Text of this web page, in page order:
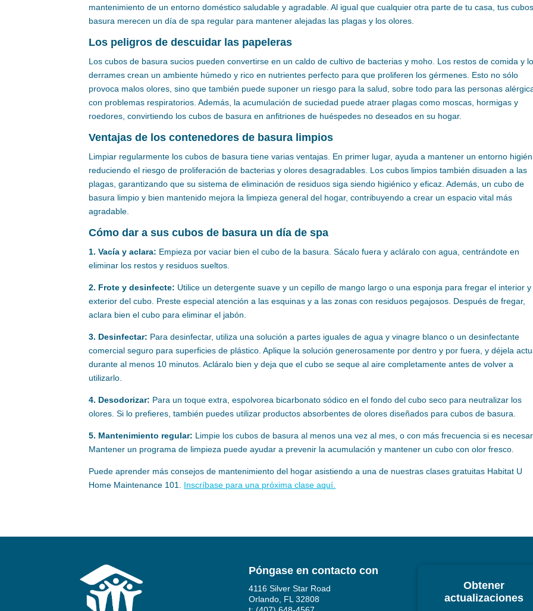
mantenimiento de un entorno doméstico saludable y agradable. Al igual que cualquier otra parte de tu casa, tus
basura merecen un día de spa regular para mantener alejadas las plagas y los olores.
Los peligros de descuidar las papeleras
Los cubos de basura sucios pueden convertirse en un caldo de cultivo de bacterias y moho. Los restos de comida y
derrames crean un ambiente húmedo y rico en nutrientes perfecto para que proliferen los gérmenes. Esto no sólo
provoca malos olores, sino que también puede suponer un riesgo para la salud, sobre todo para las personas
con problemas respiratorios. Además, la acumulación de suciedad puede atraer plagas como moscas, hormigas y
roedores, convirtiendo los cubos de basura en anfitriones de huéspedes no deseados en su hogar.
Ventajas de los contenedores de basura limpios
Limpiar regularmente los cubos de basura tiene varias ventajas. En primer lugar, ayuda a mantener un entorno
reduciendo el riesgo de proliferación de bacterias y olores desagradables. Los cubos limpios también disuaden a las
plagas, garantizando que su sistema de eliminación de residuos siga siendo higiénico y eficaz. Además, un cubo de
basura limpio y bien mantenido mejora la limpieza general del hogar, contribuyendo a crear un espacio vital más
agradable.
Cómo dar a sus cubos de basura un día de spa
1. Vacía y aclara: Empieza por vaciar bien el cubo de la basura. Sácalo fuera y acláralo con agua, centrándote en
eliminar los restos y residuos sueltos.
2. Frote y desinfecte: Utilice un detergente suave y un cepillo de mango largo o una esponja para fregar el interior y
exterior del cubo. Preste especial atención a las esquinas y a las zonas con residuos pegajosos. Después de fregar,
aclara bien el cubo para eliminar el jabón.
3. Desinfectar: Para desinfectar, utiliza una solución a partes iguales de agua y vinagre blanco o un desinfectante
comercial seguro para superficies de plástico. Aplique la solución generosamente por dentro y por fuera, y déjela
durante al menos 10 minutos. Acláralo bien y deja que el cubo se seque al aire completamente antes de volver a
utilizarlo.
4. Desodorizar: Para un toque extra, espolvorea bicarbonato sódico en el fondo del cubo seco para neutralizar los
olores. Si lo prefieres, también puedes utilizar productos absorbentes de olores diseñados para cubos de basura.
5. Mantenimiento regular: Limpie los cubos de basura al menos una vez al mes, o con más frecuencia si es
Mantener un programa de limpieza puede ayudar a prevenir la acumulación y mantener un cubo con olor fresco.
Puede aprender más consejos de mantenimiento del hogar asistiendo a una de nuestras clases gratuitas Habitat U
Home Maintenance 101. Inscríbase para una próxima clase aquí.
Póngase en contacto con
4116 Silver Star Road
Orlando, FL 32808
Obtener
actualizaciones